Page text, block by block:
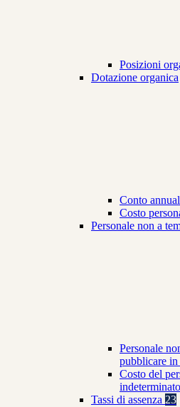
Posizioni
Dotazione organica
Conto
Costo
Personale non a
Personale
pubblicare in
Costo del
Tassi di assenza 23